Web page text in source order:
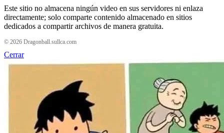
Este sitio no almacena ningún video en sus servidores ni enlaza
directamente; solo comparte contenido almacenado en sitios
dedicados a compartir archivos de manera gratuita.
© 2026 Dragonball.sullca.com
Cerrar